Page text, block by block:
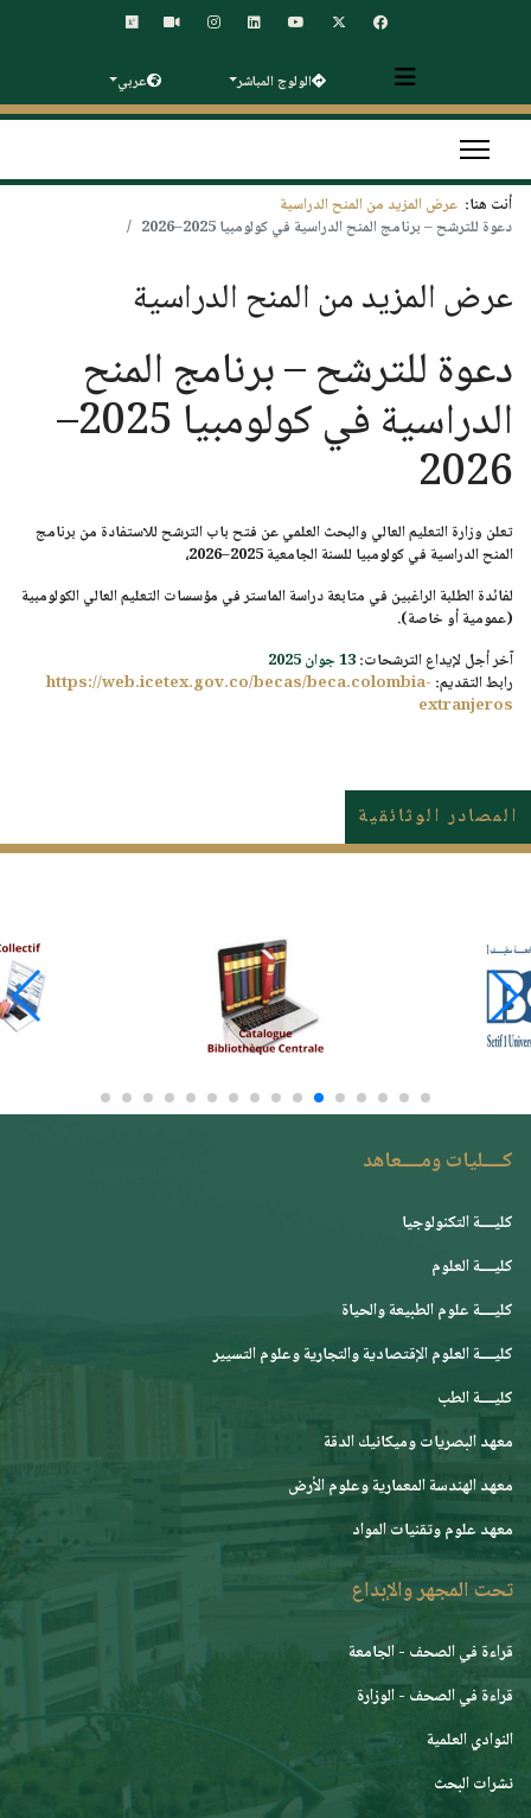
الولوج المباشر عربي
أنت هنا: عرض المزيد من المنح الدراسية
دعوة للترشح – برنامج المنح الدراسية في كولومبيا 2025–2026
عرض المزيد من المنح الدراسية
دعوة للترشح – برنامج المنح
الدراسية في كولومبيا 2025–
2026
تعلن وزارة التعليم العالي والبحث العلمي عن فتح باب الترشح للاستفادة من برنامج
المنح الدراسية في كولومبيا للسنة الجامعية 2025–2026
،
لفائدة الطلبة الراغبين في متابعةدراسة الماسترفي مؤسسات التعليم العالي الكولومبية
(عمومية أو خاصة).
آخر أجل لإيداع الترشحات:13 جوان 2025
رابط التقديم: https://web.icetex.gov.co/becas/beca.colombia-
extranjeros
المصادر الوثائقية
كــــليات ومــــعاهد
كليــــة التكنولوجيا
كليــــة العلوم
كليــــة علوم الطبيعة والحياة
كليــــة العلوم الإقتصادية والتجارية وعلوم التسيير
كليــــة الطب
معهد البصريات وميكانيك الدقة
معهد الهندسة المعمارية وعلوم الأرض
معهد علوم وتقنيات المواد
تحت المجهر والإبداع
قراءة في الصحف - الجامعة
قراءة في الصحف - الوزارة
النوادي العلمية
نشرات البحث